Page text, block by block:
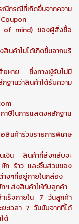
กรณีที่เกิดขึ้นจากความ
of mind) ของผู้สั่งซื้อ
ค้าไม่ได้เกิดขึ้นจากบริ
ยหาย ซึ่งทางผู้รับไม่มี
ฐานว่าสินค้าได้รับความ
าษีในการแสดงหลักฐาน
นค้าร่วมรายการพิเศษ
นเงิน สินค้าที่ส่งกลับจะ
ก ร้าว และชิ้นส่วนของ
างๆที่อยู่ภายในกล่อง
ฯ ส่งสินค้าให้กับลูกค้า
เร็จภายใน 7 วันลูกค้า
ยะเวลา 7 วันนับจากที่ได้
ด้